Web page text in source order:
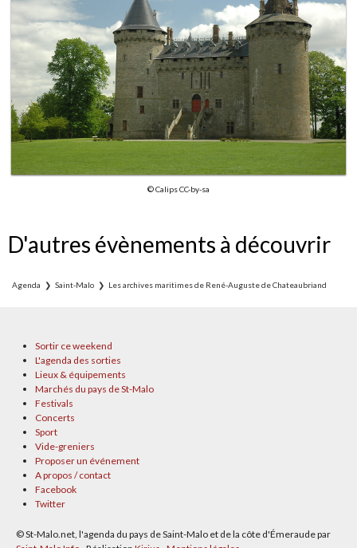
© Calips CC-by-sa
D'autres évènements à découvrir
Agenda Saint-Malo Les archives maritimes de René-Auguste de Chateaubriand
Sortir ce weekend
L'agenda des sorties
Lieux & équipements
Marchés du pays de St-Malo
Festivals
Concerts
Sport
Vide-greniers
Proposer un événement
A propos / contact
Facebook
Twitter
© St-Malo.net, l'agenda du pays de Saint-Malo et de la côte d'Émeraude par